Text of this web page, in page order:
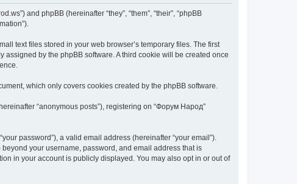
and phpBB (hereinafter “they”, “them”, “their”, “phpBB
text files stored in your web browser’s temporary files. The first
by the phpBB software. A third cookie will be created once
which only covers cookies created by the phpBB software.
“anonymous posts”), registering on “Форум Народ”
password”), a valid email address (hereinafter “your email”).
your username, password, and email address that is
in your account is publicly displayed. You may also opt in or out of